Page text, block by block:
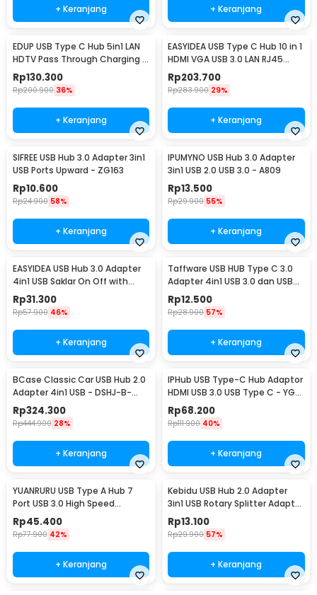
+ Keranjang + Keranjang
EDUP USB Type C Hub 5in1 LAN
HDTV Pass Through Charging -
YC-206
Rp130.300
Rp200.900 36%
+ Keranjang
EASYIDEA USB Type C Hub 10 in 1
HDMI VGA USB 3.0 LAN RJ45
Card Reader - VD76
Rp203.700
Rp283.900 29%
+ Keranjang
SIFREE USB Hub 3.0 Adapter 3in1
USB Ports Upward - ZG163
Rp10.600
Rp24.900 58%
+ Keranjang
IPUMYNO USB Hub 3.0 Adapter
3in1 USB 2.0 USB 3.0 - A809
Rp13.500
Rp29.900 55%
+ Keranjang
EASYIDEA USB Hub 3.0 Adapter
4in1 USB Saklar On Off with
Power Supply - U9103
Rp31.300
Rp57.900 46%
+ Keranjang
Taffware USB HUB Type C 3.0
Adapter 4in1 USB 3.0 dan USB
2.0 - C809
Rp12.500
Rp28.900 57%
+ Keranjang
BCase Classic Car USB Hub 2.0
Adapter 4in1 USB - DSHJ-B-
1903
Rp324.300
Rp444.900 28%
+ Keranjang
IPHub USB Type-C Hub Adaptor
HDMI USB 3.0 USB Type C - YG-
2121
Rp68.200
Rp111.900 40%
+ Keranjang
YUANRURU USB Type A Hub 7
Port USB 3.0 High Speed
Extender - Y445
Rp45.400
Rp77.900 42%
+ Keranjang
Kebidu USB Hub 2.0 Adapter
3in1 USB Rotary Splitter Adaptor
- KU180
Rp13.100
Rp29.900 57%
+ Keranjang